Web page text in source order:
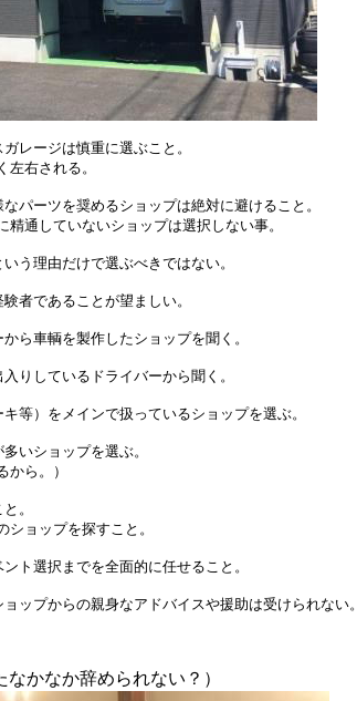
レージは慎重に選ぶこと。
右される。
パーツを奨めるショップは絶対に避けること。
通していないショップは選択しない事。
う理由だけで選ぶべきではない。
者であることが望ましい。
ら車輌を製作したショップを聞く。
りしているドライバーから聞く。
等）をメインで扱っているショップを選ぶ。
いショップを選ぶ。
から。）
。
ョップを探すこと。
ト選択までを全面的に任せること。
ップからの親身なアドバイスや援助は受けられない。
なかなか辞められない？）